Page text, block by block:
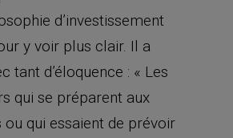
d’investissement
y voir plus clair. Il a
tant d’éloquence : « Les
qui se préparent aux
qui essaient de prévoir